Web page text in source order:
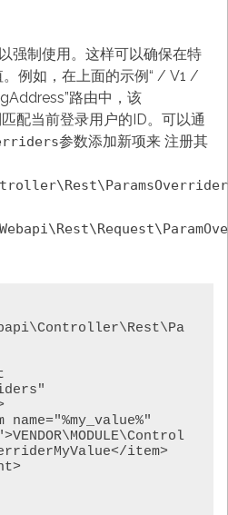
强制使用。这样可以确保在特
例如，在上面的示例“ / V1 /
路由中，该
配当前登录用户的ID。可以通
参数添加新项来 注册其
item>